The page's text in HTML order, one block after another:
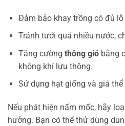
Đảm bảo khay trồng có đủ
Tránh tưới quá nhiều nước,
Tăng cường thông gióbằng
không khí lưu thông.
Sử dụng hạt giống và giá
Nếu phát hiện nấm mốc, hãy
hưởng. Bạn có thể thử dùng